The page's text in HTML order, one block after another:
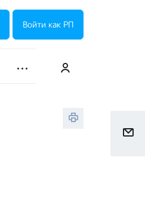
Войти как РП